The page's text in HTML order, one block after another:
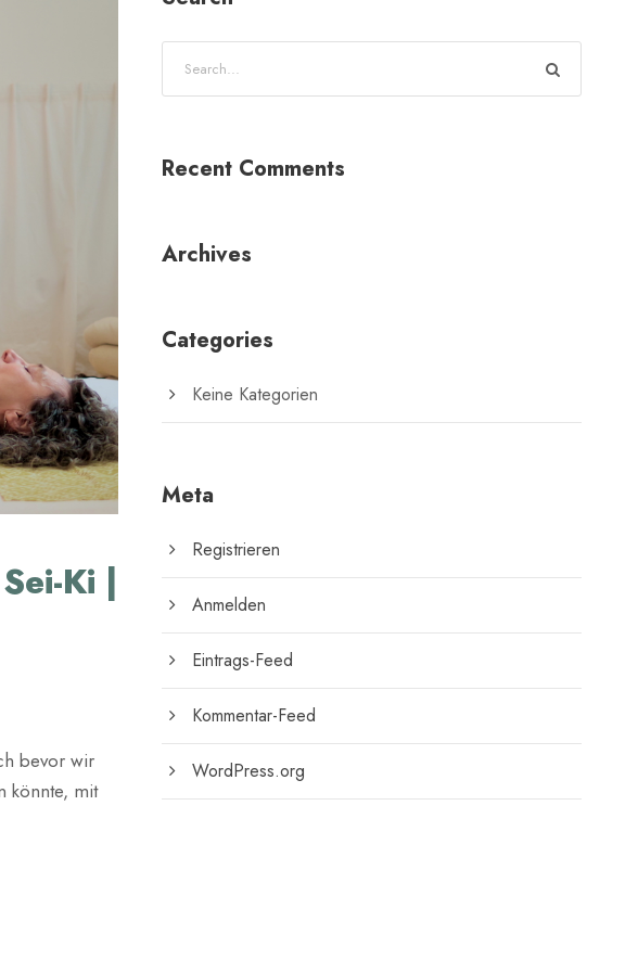
Ki |
bevor wir
könnte, mit
Recent Comments
Archives
Categories
Keine Kategorien
Meta
Registrieren
Anmelden
Eintrags-Feed
Kommentar-Feed
WordPress.org